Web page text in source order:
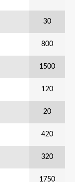
30
800
1500
120
20
420
320
1750